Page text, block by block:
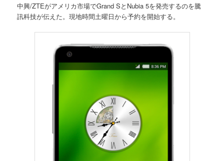
中興/ZTEがアメリカ市場でGrand SとNubia 5を発売するのを騰
訊科技が伝えた。現地時間土曜日から予約を開始する。